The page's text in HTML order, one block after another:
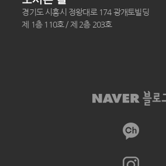
경기도 시흥시 정왕대로 174 광개토빌딩
제 1층 110호 / 제 2층 203호